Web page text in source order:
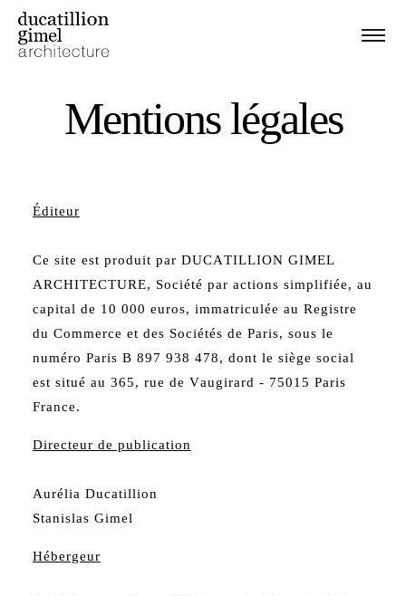
Mentions légales
Éditeur
Ce site est produit par DUCATILLION GIMEL
ARCHITECTURE, Société par actions simplifiée, au
capital de 10 000 euros, immatriculée au Registre
du Commerce et des Sociétés de Paris, sous le
numéro Paris B 897 938 478, dont le siège social
est situé au 365, rue de Vaugirard - 75015 Paris
France.
Directeur de publication
Aurélia Ducatillion
Stanislas Gimel
Hébergeur